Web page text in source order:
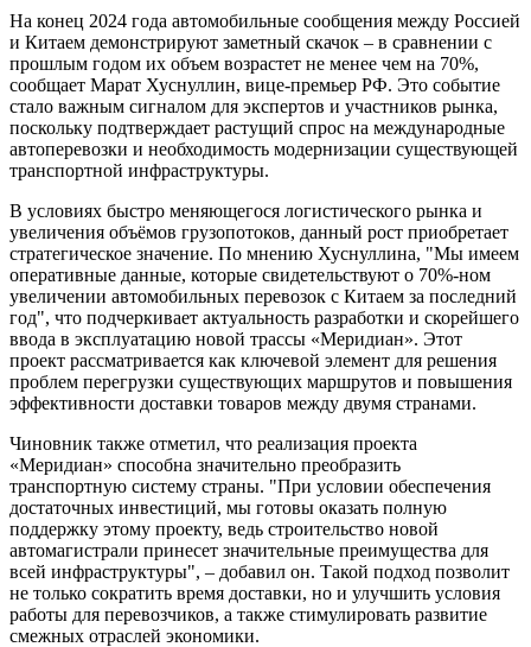
На конец 2024 года автомобильные сообщения между Россией
и Китаем демонстрируют заметный скачок – в сравнении с
прошлым годом их объем возрастет не менее чем на 70%,
сообщает Марат Хуснуллин, вице-премьер РФ. Это событие
стало важным сигналом для экспертов и участников рынка,
поскольку подтверждает растущий спрос на международные
автоперевозки и необходимость модернизации существующей
транспортной инфраструктуры.
В условиях быстро меняющегося логистического рынка и
увеличения объёмов грузопотоков, данный рост приобретает
стратегическое значение. По мнению Хуснуллина, "Мы имеем
оперативные данные, которые свидетельствуют о 70%-ном
увеличении автомобильных перевозок с Китаем за последний
год", что подчеркивает актуальность разработки и скорейшего
ввода в эксплуатацию новой трассы «Меридиан». Этот
проект рассматривается как ключевой элемент для решения
проблем перегрузки существующих маршрутов и повышения
эффективности доставки товаров между двумя странами.
Чиновник также отметил, что реализация проекта
«Меридиан» способна значительно преобразить
транспортную систему страны. "При условии обеспечения
достаточных инвестиций, мы готовы оказать полную
поддержку этому проекту, ведь строительство новой
автомагистрали принесет значительные преимущества для
всей инфраструктуры", – добавил он. Такой подход позволит
не только сократить время доставки, но и улучшить условия
работы для перевозчиков, а также стимулировать развитие
смежных отраслей экономики.